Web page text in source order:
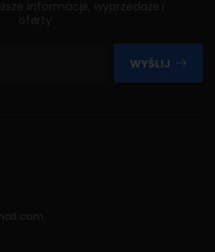
WYŚLIJ